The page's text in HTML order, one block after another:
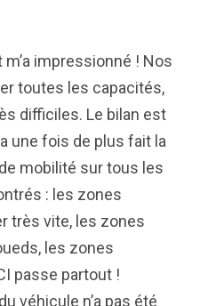
impressionné ! Nos
toutes les capacités,
difficiles. Le bilan est
une fois de plus fait la
mobilité sur tous les
: les zones
très vite, les zones
les zones
passe partout !
véhicule n’a pas été